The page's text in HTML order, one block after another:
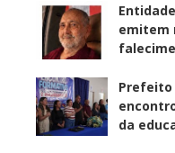
emitem
Prefeito
da